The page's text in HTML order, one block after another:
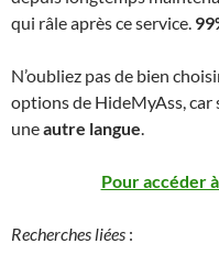
qui râle après ce service.
N’oubliez pas de bien
options de HideMyAss, car
uneautre langue.
Pour accéder
Recherches liées :